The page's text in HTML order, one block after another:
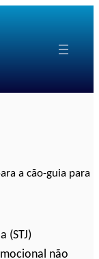
a cão-guia para
(STJ)
não